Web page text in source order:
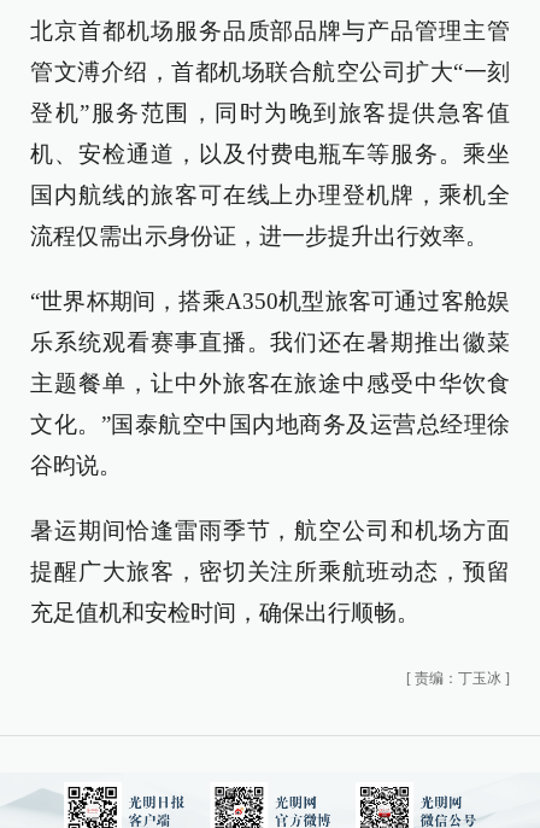
北京首都机场服务品质部品牌与产品管理主管
管文溥介绍，首都机场联合航空公司扩大“一刻
登机”服务范围，同时为晚到旅客提供急客值
机、安检通道，以及付费电瓶车等服务。乘坐
国内航线的旅客可在线上办理登机牌，乘机全
流程仅需出示身份证，进一步提升出行效率。
“世界杯期间，搭乘A350机型旅客可通过客舱娱
乐系统观看赛事直播。我们还在暑期推出徽菜
主题餐单，让中外旅客在旅途中感受中华饮食
文化。”国泰航空中国内地商务及运营总经理徐
谷昀说。
暑运期间恰逢雷雨季节，航空公司和机场方面
提醒广大旅客，密切关注所乘航班动态，预留
充足值机和安检时间，确保出行顺畅。
[ 责编：丁玉冰 ]